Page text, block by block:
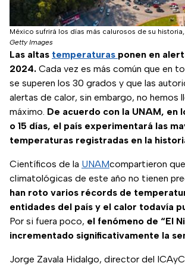
México sufrirá los días más calurosos de su historia,
Getty Images
Las altas temperaturas ponen en
2024. Cada vez es más común que en
se superen los 30 grados y que las
alertas de calor, sin embargo, no hemos
máximo. De acuerdo con la UNAM, en
o 15 días, el país experimentará las
temperaturas registradas en la
Científicos de la UNAMcompartieron
climatológicas de este año no tienen
han roto varios récords de
entidades del país y el calor todavía
Por si fuera poco, el fenómeno de “El
incrementado significativamente la
Jorge Zavala Hidalgo, director del